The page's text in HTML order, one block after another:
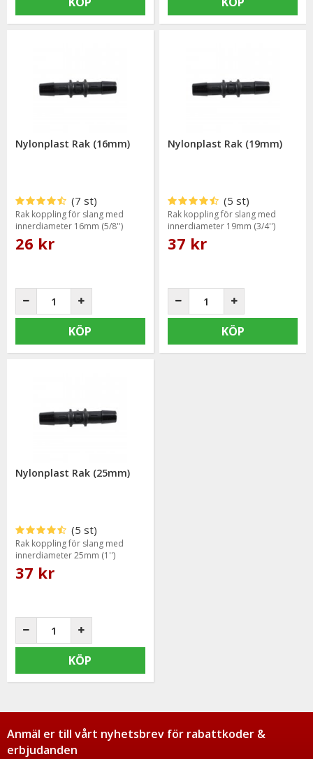
Nylonplast Rak (16mm)
(7 st)
Rak koppling för slang med
innerdiameter 16mm (5/8'')
26 kr
KÖP
Nylonplast Rak (19mm)
(5 st)
Rak koppling för slang med
innerdiameter 19mm (3/4'')
37 kr
KÖP
Nylonplast Rak (25mm)
(5 st)
Rak koppling för slang med
innerdiameter 25mm (1'')
37 kr
KÖP
Anmäl er till vårt nyhetsbrev för rabattkoder &
erbjudanden